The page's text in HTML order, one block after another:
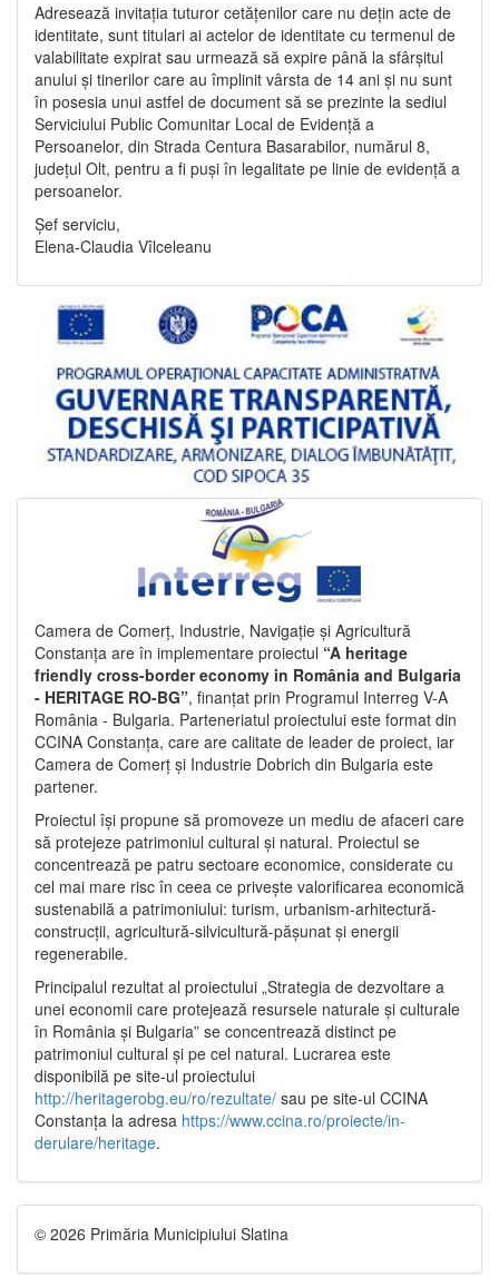
Adresează invitația tuturor cetățenilor care nu dețin acte de
identitate, sunt titulari ai actelor de identitate cu termenul de
valabilitate expirat sau urmează să expire până la sfârșitul
anului și tinerilor care au împlinit vârsta de 14 ani și nu sunt
în posesia unui astfel de document să se prezinte la sediul
Serviciului Public Comunitar Local de Evidență a
Persoanelor, din Strada Centura Basarabilor, numărul 8,
județul Olt, pentru a fi puși în legalitate pe linie de evidență a
persoanelor.
Șef serviciu,
Elena-Claudia Vîlceleanu
Camera de Comerț, Industrie, Navigație și Agricultură
Constanța are în implementare proiectul “A heritage
friendly cross-border economy in România and Bulgaria
- HERITAGE RO-BG”, finanțat prin Programul Interreg V-A
România - Bulgaria. Parteneriatul proiectului este format din
CCINA Constanța, care are calitate de leader de proiect, iar
Camera de Comerț și Industrie Dobrich din Bulgaria este
partener.
Proiectul își propune să promoveze un mediu de afaceri care
să protejeze patrimoniul cultural și natural. Proiectul se
concentrează pe patru sectoare economice, considerate cu
cel mai mare risc în ceea ce privește valorificarea economică
sustenabilă a patrimoniului: turism, urbanism-arhitectură-
construcții, agricultură-silvicultură-pășunat și energii
regenerabile.
Principalul rezultat al proiectului „Strategia de dezvoltare a
unei economii care protejează resursele naturale și culturale
în România și Bulgaria” se concentrează distinct pe
patrimoniul cultural și pe cel natural. Lucrarea este
disponibilă pe site-ul proiectului
http://heritagerobg.eu/ro/rezultate/ sau pe site-ul CCINA
Constanța la adresa https://www.ccina.ro/proiecte/in-
derulare/heritage.
© 2026 Primăria Municipiului Slatina